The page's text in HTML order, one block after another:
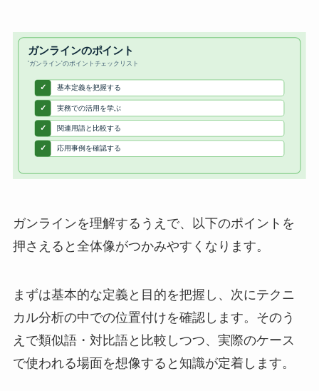
ガンラインを理解するうえで、以下のポイントを
押さえると全体像がつかみやすくなります。
まずは基本的な定義と目的を把握し、次にテクニ
カル分析の中での位置付けを確認します。そのう
えで類似語・対比語と比較しつつ、実際のケース
で使われる場面を想像すると知識が定着します。